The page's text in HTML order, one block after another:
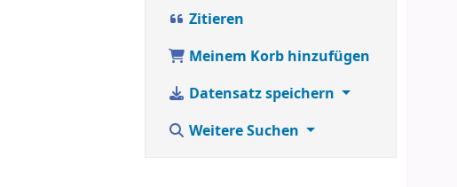
Zitieren
Meinem Korb hinzufügen
Datensatz speichern
Weitere Suchen